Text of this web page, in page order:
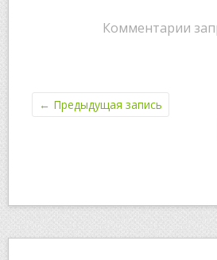
MARINEPOINTКомментарии
← Предыдущая запись